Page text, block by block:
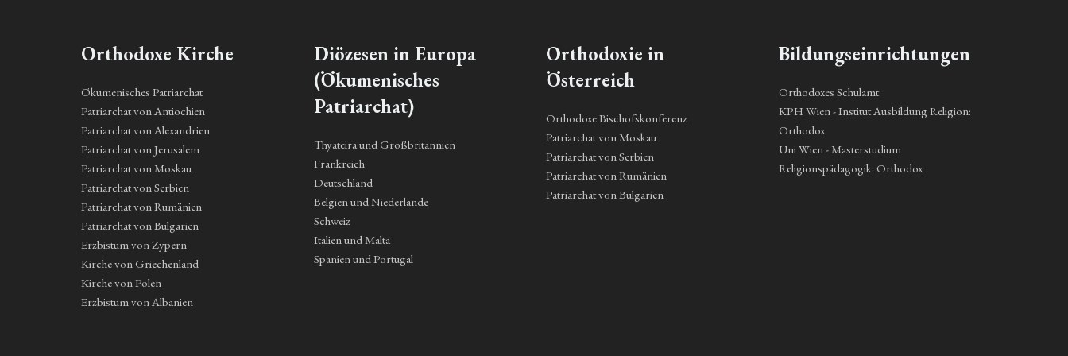
Orthodoxe Kirche
Ökumenisches Patriarchat
Patriarchat von Antiochien
Patriarchat von Alexandrien
Patriarchat von Jerusalem
Patriarchat von Moskau
Patriarchat von Serbien
Patriarchat von Rumänien
Patriarchat von Bulgarien
Erzbistum von Zypern
Kirche von Griechenland
Kirche von Polen
Erzbistum von Albanien
Diözesen in Europa
(Ökumenisches
Patriarchat)
Thyateira und Großbritannien
Frankreich
Deutschland
Belgien und Niederlande
Schweiz
Italien und Malta
Spanien und Portugal
Orthodoxie in
Österreich
Orthodoxe Bischofskonferenz
Patriarchat von Moskau
Patriarchat von Serbien
Patriarchat von Rumänien
Patriarchat von Bulgarien
Bildungseinrichtungen
Orthodoxes Schulamt
KPH Wien - Institut Ausbildung Religion:
Orthodox
Uni Wien - Masterstudium
Religionspädagogik: Orthodox